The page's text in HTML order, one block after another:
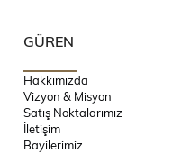
GÜREN
Hakkımızda
Vizyon & Misyon
Satış Noktalarımız
İletişim
Bayilerimiz